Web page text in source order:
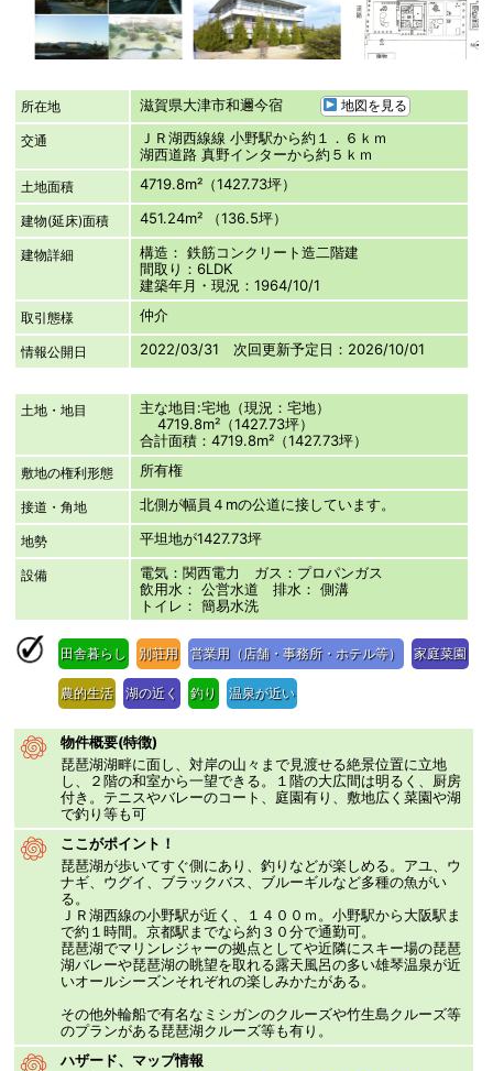
所在地 滋賀県大津市和邇今宿 地図を見る
交通
ＪＲ湖西線線 小野駅から約１．６ｋｍ
湖西道路 真野インターから約５ｋｍ
土地面積 4719.8m²（1427.73坪）
建物(延床)面積 451.24m² （136.5坪）
建物詳細
構造： 鉄筋コンクリート造二階建
間取り：6LDK
建築年月・現況：1964/10/1
取引態様 仲介
情報公開日 2022/03/31 次回更新予定日：2026/10/01
土地・地目
主な地目:宅地（現況：宅地）
4719.8m²（1427.73坪）
合計面積：4719.8m²（1427.73坪）
敷地の権利形態 所有権
接道・角地 北側が幅員４mの公道に接しています。
地勢 平坦地が1427.73坪
設備
電気：関西電力 ガス：プロパンガス
飲用水： 公営水道 排水： 側溝
トイレ： 簡易水洗
田舎暮らし 別荘用 営業用（店舗・事務所・ホテル等） 家庭菜園
農的生活 湖の近く 釣り 温泉が近い
物件概要(特徴)
琵琶湖湖畔に面し、対岸の山々まで見渡せる絶景位置に立地
し、２階の和室から一望できる。１階の大広間は明るく、厨房
付き。テニスやバレーのコート、庭園有り、敷地広く菜園や湖
で釣り等も可
ここがポイント！
琵琶湖が歩いてすぐ側にあり、釣りなどが楽しめる。アユ、ウ
ナギ、ウグイ、ブラックバス、ブルーギルなど多種の魚がい
る。
ＪＲ湖西線の小野駅が近く、１４００ｍ。小野駅から大阪駅ま
で約１時間。京都駅までなら約３０分で通勤可。
琵琶湖でマリンレジャーの拠点としてや近隣にスキー場の琵琶
湖バレーや琵琶湖の眺望を取れる露天風呂の多い雄琴温泉が近
いオールシーズンそれぞれの楽しみかたがある。
その他外輪船で有名なミシガンのクルーズや竹生島クルーズ等
のプランがある琵琶湖クルーズ等も有り。
ハザード、マップ情報